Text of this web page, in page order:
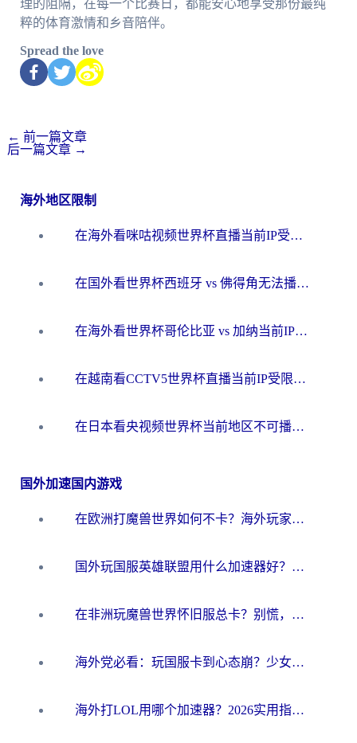
理的阻隔，在每一个比赛日，都能安心地享受那份最纯
粹的体育激情和乡音陪伴。
Spread the love
← 前一篇文章
后一篇文章 →
海外地区限制
在海外看咪咕视频世界杯直播当前IP受限制？这篇指南帮你搞定所有体育赛事观看难题
在国外看世界杯西班牙 vs 佛得角无法播放？这篇指南帮你解锁所有中文体育直播
在海外看世界杯哥伦比亚 vs 加纳当前IP受限制？这篇指南帮你流畅看中文解说赛事
在越南看CCTV5世界杯直播当前IP受限制？海外党体育观赛终极指南来了
在日本看央视频世界杯当前地区不可播放？海外党体育观赛终极指南
国外加速国内游戏
在欧洲打魔兽世界如何不卡？海外玩家的国服游戏加速终极攻略
国外玩国服英雄联盟用什么加速器好？海外党亲测有效的国服游戏加速指南
在非洲玩魔兽世界怀旧服总卡？别慌，这份指南帮你丝滑开荒
海外党必看：玩国服卡到心态崩？少女前线云图计划加速器免费推荐+碧蓝航线足球世界流畅攻略
海外打LOL用哪个加速器？2026实用指南：从延迟到设备适配，一篇解决你的国服游戏痛点